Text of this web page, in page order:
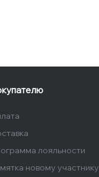
лояльности
новому участнику